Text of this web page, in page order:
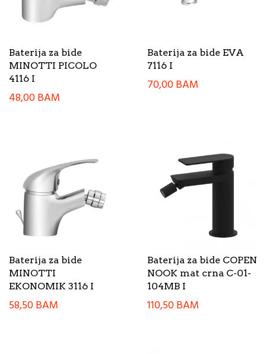
Baterija za bide
MINOTTI PICOLO
4116 I
48,00BAM
Baterija za bide EVA
7116 I
70,00BAM
Baterija za bide
MINOTTI
EKONOMIK 3116 I
58,50BAM
Baterija za bide COPEN
NOOK mat crna C-01-
104MB I
110,50BAM